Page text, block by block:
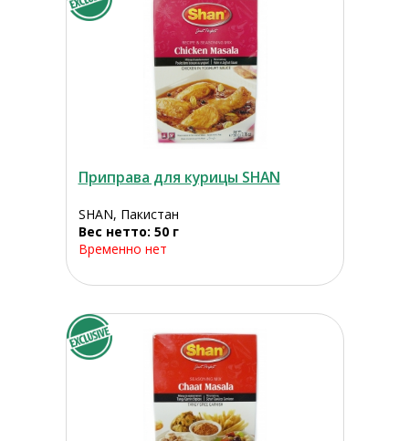
Приправа для курицы SHAN
SHAN, Пакистан
Вес нетто: 50 г
Временно нет